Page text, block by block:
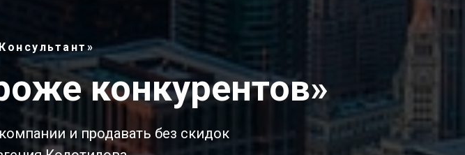
конкурентов»
и продавать без скидок